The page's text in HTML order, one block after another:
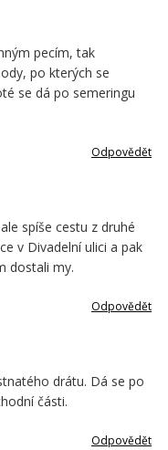
pecím, tak
po kterých se
se dá po semeringu
Odpovědět
spíše cestu z druhé
v Divadelní ulici a pak
dostali my.
Odpovědět
drátu. Dá se po
části.
Odpovědět